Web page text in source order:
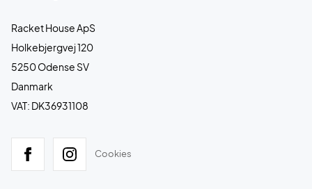
Racket House ApS
Holkebjergvej 120
5250 Odense SV
Danmark
VAT: DK36931108
Cookies